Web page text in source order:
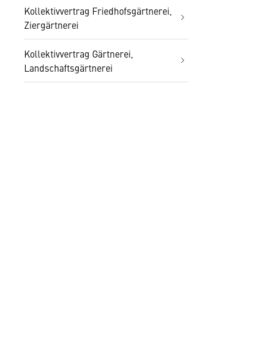
Kollektivvertrag Friedhofsgärtnerei,
Ziergärtnerei
Kollektivvertrag Gärtnerei,
Landschaftsgärtnerei